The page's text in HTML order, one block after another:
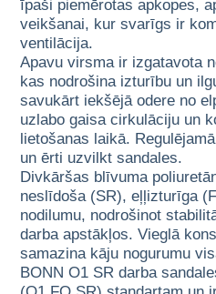
īpaši piemērotas apkopes,
veikšanai, kur svarīgs ir
ventilācija.
Apavu virsma ir izgatavota
kas nodrošina izturību un
savukārt iekšējā odere no
uzlabo gaisa cirkulāciju un
lietošanas laikā.
un ērti uzvilkt sandales.
Divkāršas blīvuma
neslīdoša (SR), eļļizturīga
nodilumu, nodrošinot
darba apstākļos. Vieglā
samazina kāju nogurumu
BONN O1 SR darba